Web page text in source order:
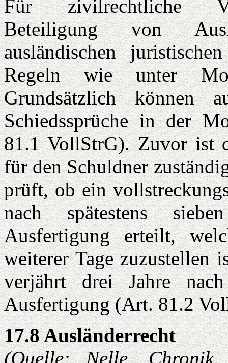
Für zivilrechtliche
Beteiligung von
ausländischen
Regeln wie unter
Grundsätzlich können
Schiedssprüche in der
81.1 VollStrG). Zuvor ist
für den Schuldner
prüft, ob ein
nach spätestens
Ausfertigung erteilt,
weiterer Tage zuzustellen
verjährt drei Jahre
Ausfertigung (Art. 81.2
17.8 Ausländerrecht
(Quelle: Nelle, Chronik